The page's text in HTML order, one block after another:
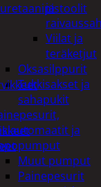
ja
Viilat ja
teräketjut
Oksasilppurit
Tukkisakset ja
sahapukit
ja
Muut pumput
Painepesurit
uretaanipistoolit